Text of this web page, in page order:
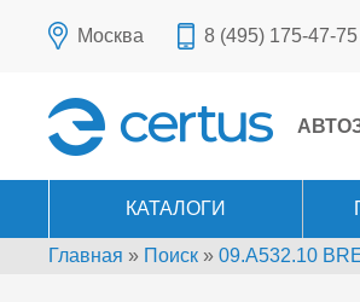
Москва 8 (495) 175-47-75
КАТАЛОГИ
Главная » Поиск » 09.A532.10